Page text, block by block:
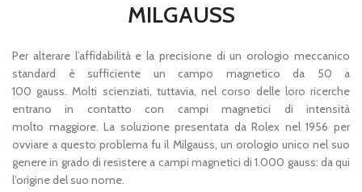
MILGAUSS
Per alterare l’affidabilità e la precisione di un orologio meccanico
standard è sufficiente un campo magnetico da 50 a
100 gauss. Molti scienziati, tuttavia, nel corso delle loro ricerche
entrano in contatto con campi magnetici di intensità
molto maggiore. La soluzione presentata da Rolex nel 1956 per
ovviare a questo problema fu il Milgauss, un orologio unico nel suo
genere in grado di resistere a campi magnetici di 1.000 gauss: da qui
l’origine del suo nome.